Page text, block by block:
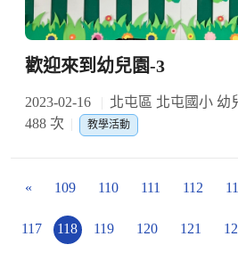
歡迎來到幼兒園-3
2023-02-16 北屯區 北屯國小 幼
488 次
教學活動
« 109 110 111 112
117 118 119 120 121